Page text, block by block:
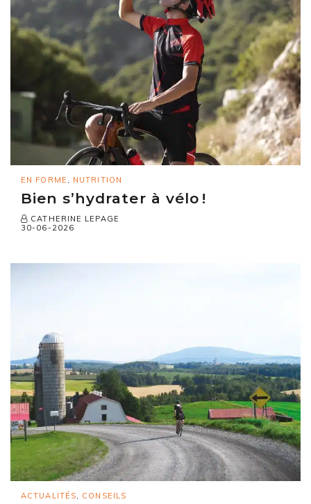
EN FORME , NUTRITION
Bien s’hydrater à vélo !
CATHERINE LEPAGE
30-06-2026
ACTUALITÉS, CONSEILS